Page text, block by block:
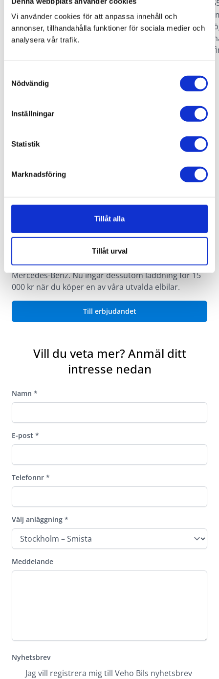
Vi använder cookies för att anpassa innehåll och
annonser, tillhandahålla funktioner för sociala medier och
analysera vår trafik.
Nödvändig
Inställningar
Statistik
Marknadsföring
Tillåt alla
Tillåt urval
där varje rörelse upplevs smidig och naturlig.
Systemet bidrar dessutom till förbättrad
manövrerbarhet och ökad komfort, både vid
stadskörning och i högre hastigheter.
över
och
alltid
Det är enkelt och bekvämt att köra elektriskt med
Mercedes-Benz. Nu ingår dessutom laddning för 15
000 kr när du köper en av våra utvalda elbilar.
Till erbjudandet
Vill du veta mer? Anmäl ditt
intresse nedan
Namn *
E-post *
Telefonnr *
Välj anläggning *
Meddelande
Nyhetsbrev
Jag vill registrera mig till Veho Bils nyhetsbrev